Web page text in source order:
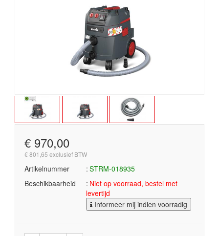
€ 970,00
€ 801,65 exclusief BTW
Artikelnummer
STRM-018935
Beschikbaarheid
Niet op voorraad, bestel met
levertijd
Informeer mij indien voorradig